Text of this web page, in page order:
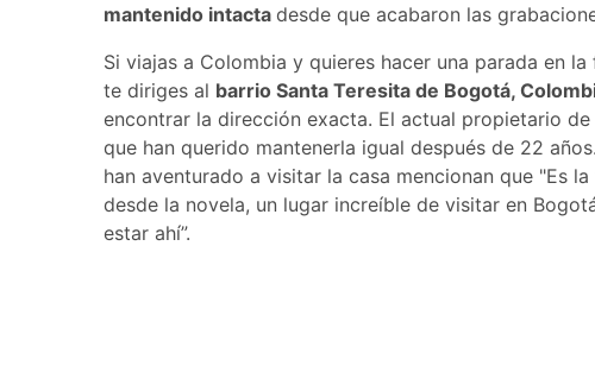
mantenido intacta desde que acabaron las
Si viajas a Colombia y quieres hacer una parada en la
te diriges al barrio Santa Teresita de Bogotá,
encontrar la dirección exacta. El actual propietario de
que han querido mantenerla igual después de 22
han aventurado a visitar la casa mencionan que "Es
desde la novela, un lugar increíble de visitar en
estar ahí”.